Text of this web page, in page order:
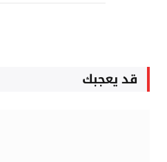
قد يعجبك